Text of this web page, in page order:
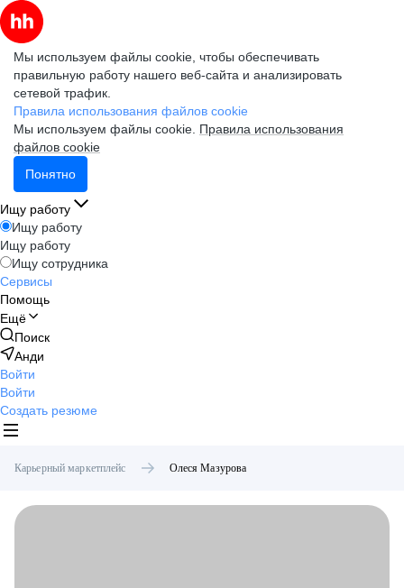
Мы используем файлы cookie, чтобы обеспечивать
правильную работу нашего веб-сайта и анализировать
сетевой трафик.
Правила использования файлов cookie
Мы используем файлы cookie. Правила использования
файлов cookie
Понятно
Ищу работу
Ищу работу
Ищу работу
Ищу сотрудника
Сервисы
Помощь
Ещё
Поиск
Анди
Войти
Войти
Создать резюме
Карьерный маркетплейс Олеся Мазурова